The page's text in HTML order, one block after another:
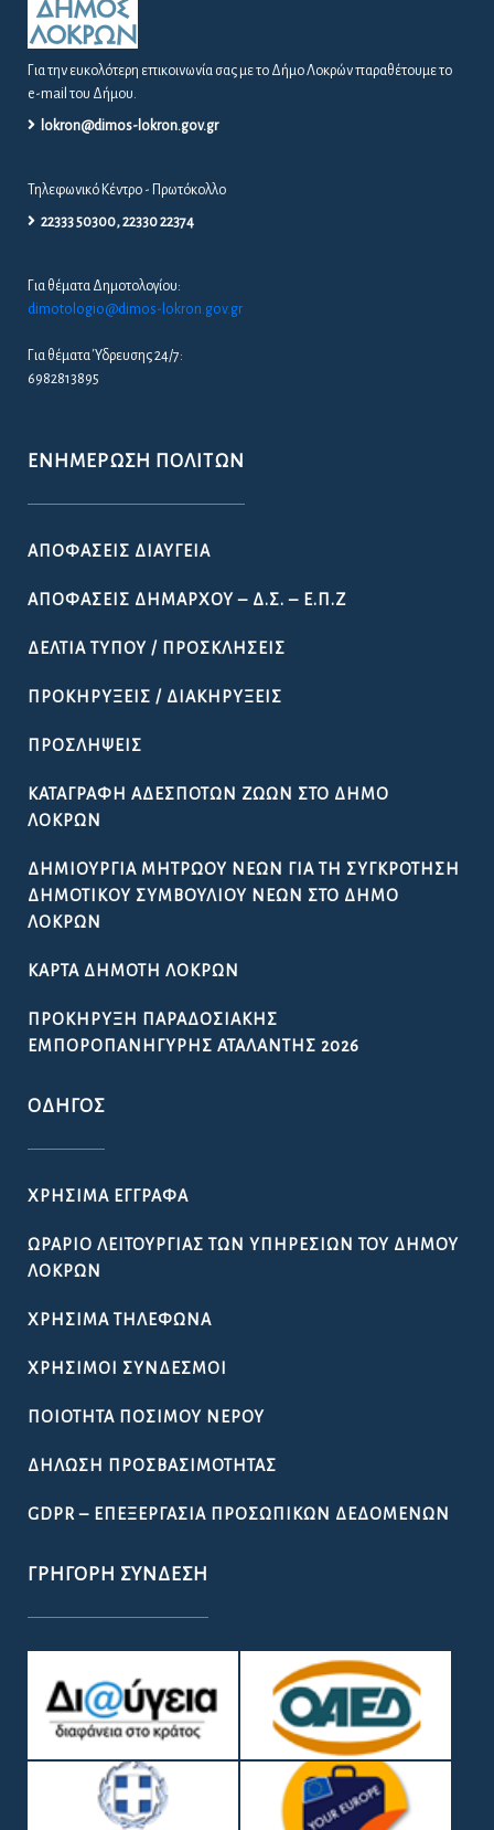
Για την ευκολότερη επικοινωνία σας με το Δήμο Λοκρών παραθέτουμε το
e-mail του Δήμου.
lokron@dimos-lokron.gov.gr
Τηλεφωνικό Κέντρο - Πρωτόκολλο
22333 50300, 22330 22374
Για θέματα Δημοτολογίου:
dimotologio@dimos-lokron.gov.gr
Για θέματα Ύδρευσης 24/7:
6982813895
ΕΝΗΜΈΡΩΣΗ ΠΟΛΙΤΏΝ
ΑΠΟΦΆΣΕΙΣ ΔΙΑΎΓΕΙΑ
ΑΠΟΦΆΣΕΙΣ ΔΗΜΆΡΧΟΥ – Δ.Σ. – Ε.Π.Ζ
ΔΕΛΤΊΑ ΤΎΠΟΥ / ΠΡΟΣΚΛΉΣΕΙΣ
ΠΡΟΚΗΡΎΞΕΙΣ / ΔΙΑΚΗΡΎΞΕΙΣ
ΠΡΟΣΛΉΨΕΙΣ
ΚΑΤΑΓΡΑΦΉ ΑΔΈΣΠΟΤΩΝ ΖΏΩΝ ΣΤΟ ΔΉΜΟ
ΛΟΚΡΏΝ
ΔΗΜΙΟΥΡΓΊΑ ΜΗΤΡΏΟΥ ΝΈΩΝ ΓΙΑ ΤΗ ΣΥΓΚΡΌΤΗΣΗ
ΔΗΜΟΤΙΚΟΎ ΣΥΜΒΟΥΛΊΟΥ ΝΈΩΝ ΣΤΟ ΔΉΜΟ
ΛΟΚΡΏΝ
ΚΆΡΤΑ ΔΗΜΌΤΗ ΛΟΚΡΏΝ
ΠΡΟΚΉΡΥΞΗ ΠΑΡΑΔΟΣΙΑΚΉΣ
ΕΜΠΟΡΟΠΑΝΉΓΥΡΗΣ ΑΤΑΛΆΝΤΗΣ 2026
ΟΔΗΓΌΣ
ΧΡΉΣΙΜΑ ΈΓΓΡΑΦΑ
ΩΡΆΡΙΟ ΛΕΙΤΟΥΡΓΊΑΣ ΤΩΝ ΥΠΗΡΕΣΙΏΝ ΤΟΥ ΔΉΜΟΥ
ΛΟΚΡΏΝ
ΧΡΉΣΙΜΑ ΤΗΛΈΦΩΝΑ
ΧΡΉΣΙΜΟΙ ΣΎΝΔΕΣΜΟΙ
ΠΟΙΌΤΗΤΑ ΠΌΣΙΜΟΥ ΝΕΡΟΎ
ΔΉΛΩΣΗ ΠΡΟΣΒΑΣΙΜΌΤΗΤΑΣ
GDPR – ΕΠΕΞΕΡΓΑΣΙΑ ΠΡΟΣΩΠΙΚΩΝ ΔΕΔΟΜΕΝΩΝ
ΓΡΉΓΟΡΗ ΣΎΝΔΕΣΗ